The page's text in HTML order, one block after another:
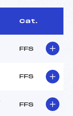
Cat.
FFS
FFS
FFS